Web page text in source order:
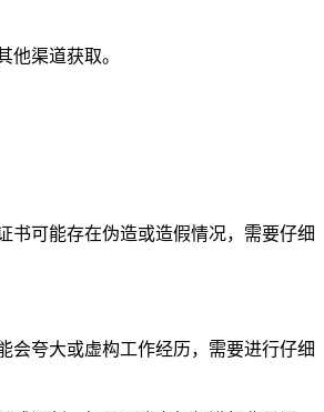
渠道获取。
书可能存在伪造或造假情况，需要仔细
会夸大或虚构工作经历，需要进行仔细